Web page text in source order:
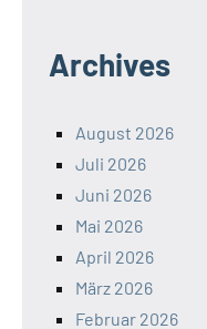
Archives
August 2026
Juli 2026
Juni 2026
Mai 2026
April 2026
März 2026
Februar 2026